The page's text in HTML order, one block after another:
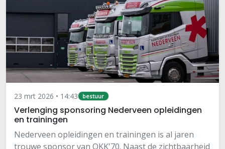
23 mrt 2026 • 14:43 bestuur
Verlenging sponsoring Nederveen opleidingen
en trainingen
Nederveen opleidingen en trainingen is al jaren
trouwe sponsor van OKK'70. Naast de zichtbaarheid